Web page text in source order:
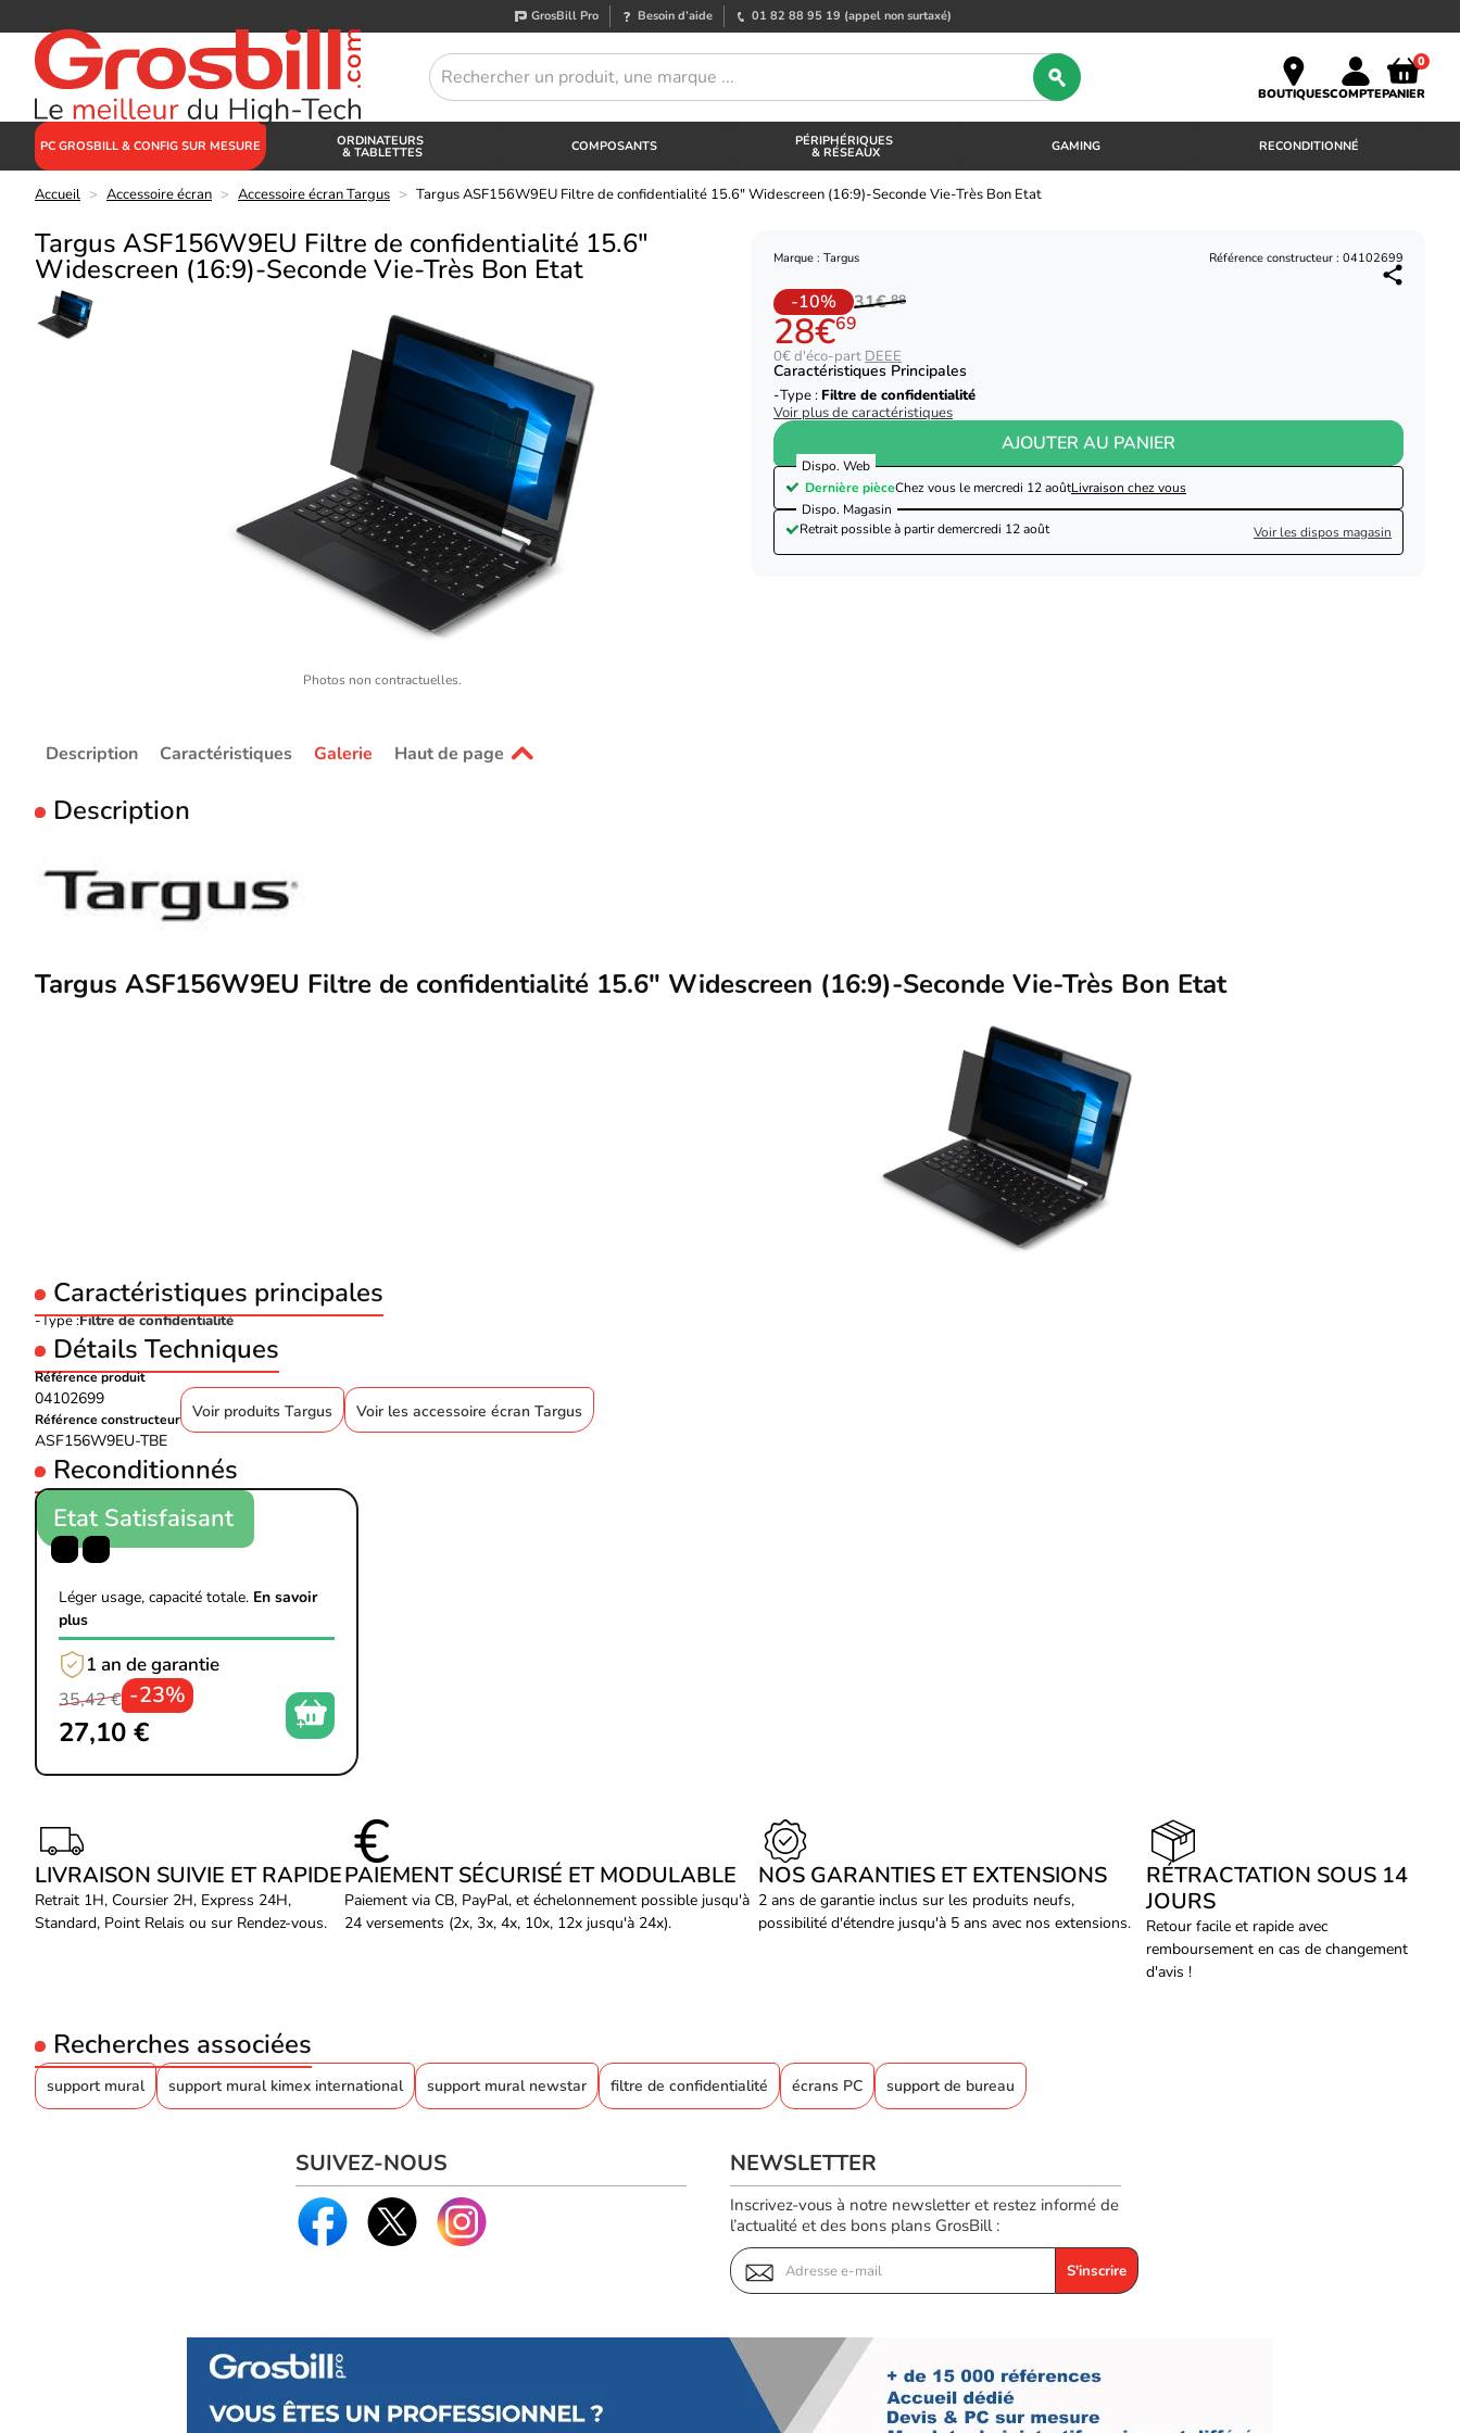
GrosBill Pro Besoin d’aide 01 82 88 95 19 (appel non surtaxé)
BOUTIQUESCOMPTE
0
PANIER
PC GROSBILL & CONFIG SUR MESURE ORDINATEURS
& TABLETTES COMPOSANTS PÉRIPHÉRIQUES
& RÉSEAUX GAMING RECONDITIONNÉ
Accueil > Accessoire écran > Accessoire écran Targus > Targus ASF156W9EU Filtre de confidentialité 15.6" Widescreen (16:9)-Seconde Vie-Très Bon Etat
Targus ASF156W9EU Filtre de confidentialité 15.6"
Widescreen (16:9)-Seconde Vie-Très Bon Etat
Photos non contractuelles.
Marque : Targus Référence constructeur : 04102699
-10% 31€ 88
28€69
0€ d'éco-part DEEE
Caractéristiques Principales
Type : Filtre de confidentialité
Voir plus de caractéristiques
AJOUTER AU PANIER
Dispo. Web
Dernière pièceChez vous le mercredi 12 aoûtLivraison chez vous
Dispo. Magasin
Retrait possible à partir demercredi 12 août Voir les dispos magasin
Description Caractéristiques Galerie Haut de page
Description
Targus ASF156W9EU Filtre de confidentialité 15.6" Widescreen (16:9)-Seconde Vie-Très Bon Etat
Caractéristiques principales
Type :Filtre de confidentialité
Détails Techniques
Référence produit
04102699
Référence constructeur
ASF156W9EU-TBE
Voir produits Targus Voir les accessoire écran Targus
Reconditionnés
Etat Satisfaisant
Léger usage, capacité totale. En savoir
plus
1 an de garantie
35,42 € -23%
27,10 €
LIVRAISON SUIVIE ET RAPIDE
Retrait 1H, Coursier 2H, Express 24H,
Standard, Point Relais ou sur Rendez-vous.
PAIEMENT SÉCURISÉ ET MODULABLE
Paiement via CB, PayPal, et échelonnement possible jusqu'à
24 versements (2x, 3x, 4x, 10x, 12x jusqu'à 24x).
NOS GARANTIES ET EXTENSIONS
2 ans de garantie inclus sur les produits neufs,
possibilité d'étendre jusqu'à 5 ans avec nos extensions.
RÉTRACTATION SOUS 14
JOURS
Retour facile et rapide avec
remboursement en cas de changement
d'avis !
Recherches associées
support mural support mural kimex international support mural newstar filtre de confidentialité écrans PC support de bureau
SUIVEZ-NOUS NEWSLETTER
Inscrivez-vous à notre newsletter et restez informé de
l’actualité et des bons plans GrosBill :
S'inscrire